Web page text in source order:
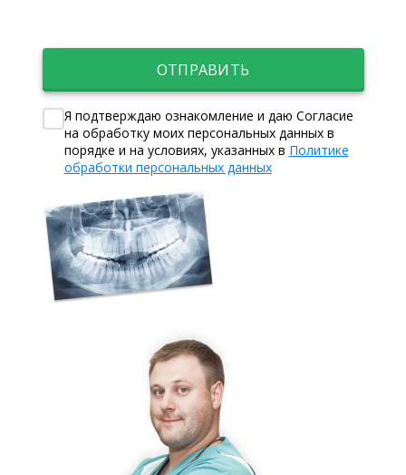
ОТПРАВИТЬ
Я подтверждаю ознакомление и даю Согласие
на обработку моих персональных данных в
порядке и на условиях, указанных в Политике
обработки персональных данных